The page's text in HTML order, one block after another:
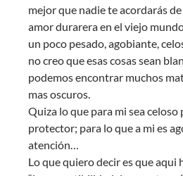
mejor que nadie te acordarás
amor durarera en el viejo
un poco pesado, agobiante,
no creo que esas cosas sean
podemos encontrar muchos
mas oscuros.
Quiza lo que para mi sea celoso
protector; para lo que a mi es
atención…
Lo que quiero decir es que aqui